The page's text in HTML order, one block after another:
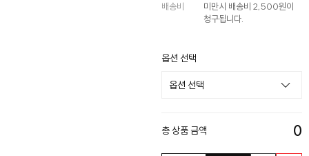
배송비
미만시 배송비 2,500원이
청구됩니다.
옵션 선택
총 상품 금액 0